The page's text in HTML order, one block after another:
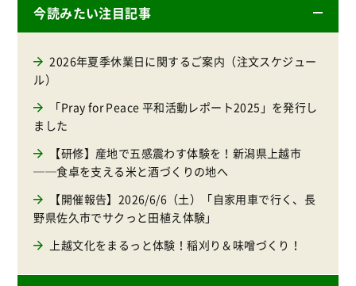
今読みたい注目記事
2026年夏季休業日に関するご案内（注文スケジュー
ル）
「Pray for Peace 平和活動レポート2025」を発行し
ました
【研修】産地で五感震わす体験を！新潟県上越市
──食卓を支える米と酒づくりの地へ
【開催報告】2026/6/6（土）「自家用車で行く、長
野県佐久市でサクっと田植え体験」
上越文化をまるっと体験！稲刈り＆味噌づくり！